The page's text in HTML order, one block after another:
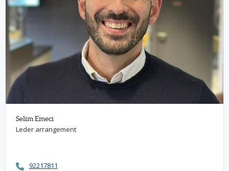
Selim Emeci
Leder arrangement
92217811